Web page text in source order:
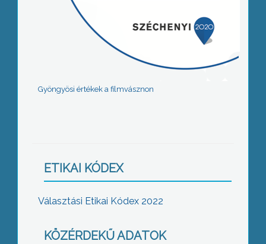
Gyöngyösi értékek a filmvásznon
ETIKAI KÓDEX
Választási Etikai Kódex 2022
KÖZÉRDEKŰ ADATOK